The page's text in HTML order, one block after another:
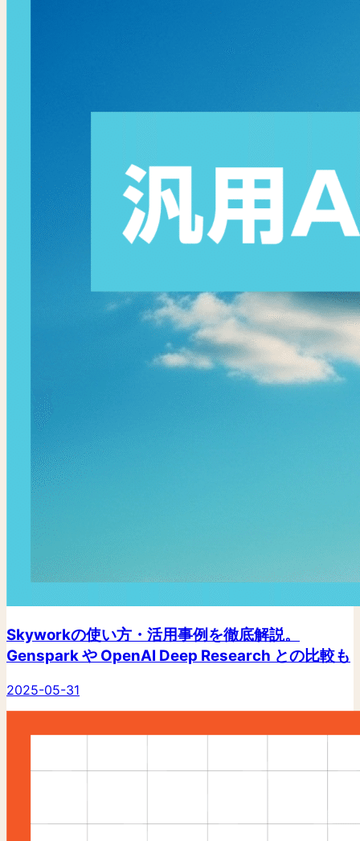
Skyworkの使い方・活用事例を徹底解説。
Genspark や OpenAI Deep Research との比較も
2025-05-31